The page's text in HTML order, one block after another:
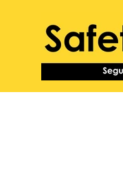
al contenido